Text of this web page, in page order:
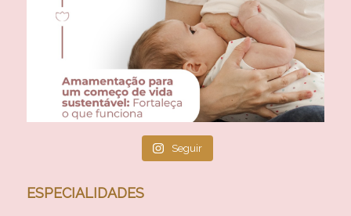
Seguir
ESPECIALIDADES